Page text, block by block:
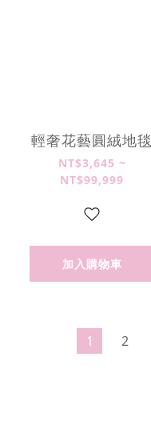
輕奢花藝圓絨地毯
NT$3,645 ~
NT$99,999
加入購物車
1 2